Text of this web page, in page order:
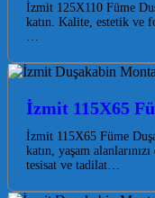
İzmit 125X110 Füme
katın. Kalite, estetik ve
…
İzmit 115X65
İzmit 115X65 Füme
katın, yaşam
tesisat ve tadilat…